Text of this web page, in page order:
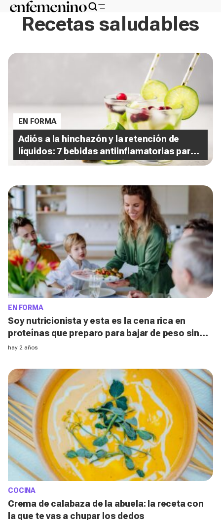
Recetas saludables
EN FORMA
Adiós a la hinchazón y la retención de
líquidos: 7 bebidas antiinflamatorias para
sentirte más ligera (y saben genial)
EN FORMA
Soy nutricionista y esta es la cena rica en
proteínas que preparo para bajar de peso sin
sacrificar el placer de comer
hay 2 años
COCINA
Crema de calabaza de la abuela: la receta con
la que te vas a chupar los dedos